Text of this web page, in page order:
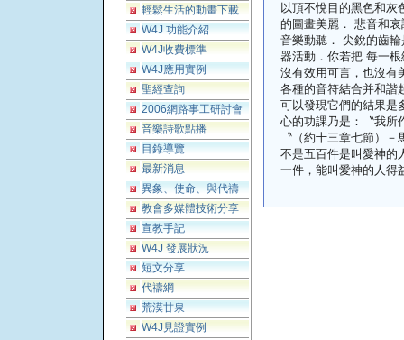
輕鬆生活的動畫下載
W4J 功能介紹
W4J收費標準
W4J應用實例
聖經查詢
2006網路事工研討會
音樂詩歌點播
目錄導覽
最新消息
異象、使命、與代禱
教會多媒體技術分享
宣教手記
W4J 發展狀況
短文分享
代禱網
荒漠甘泉
W4J見證實例
以頂不悅目的黑色和灰
的圖畫美麗． 悲音和
音樂動聽． 尖銳的齒
器活動．你若把 每一
沒有效用可言，也沒有
各種的音符結合并和諧
可以發現它們的結果是
心的功課乃是：〝我所
〝（約十三章七節）
不是五百件是叫愛神的
一件，能叫愛神的人得